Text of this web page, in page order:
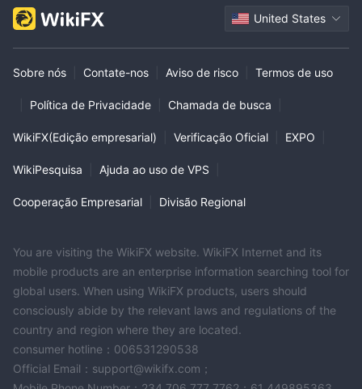
United States
Sobre nós Contate-nos Aviso de risco Termos de uso
Política de Privacidade Chamada de busca
WikiFX(Edição empresarial) Verificação Oficial EXPO
WikiPesquisa Ajuda ao uso de VPS
Cooperação Empresarial Divisão Regional
You are visiting the WikiFX website. WikiFX Internet and its
mobile products are an enterprise information searching tool for
global users. When using WikiFX products, users should
consciously abide by the relevant laws and regulations of the
country and region where they are located.
consumer hotline：006531290538
Official Email：support@wikifx.com；